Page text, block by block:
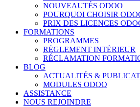
NOUVEAUTÉS ODOO
POURQUOI CHOISIR
PRIX DES LICENCES
FORMATIONS
PROGRAMMES
RÈGLEMENT INTÉRIEUR
RÉCLAMATION
BLOG
ACTUALITÉS &
MODULES ODOO
ASSISTANCE
NOUS REJOINDRE